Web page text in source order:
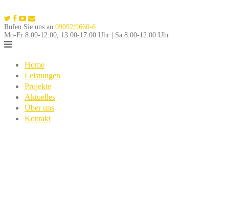
to
content
Rufen Sie uns an 09092/9660-6
Mo-Fr 8:00-12:00, 13:00-17:00 Uhr | Sa 8:00-12:00 Uhr
Home
Leistungen
Projekte
Aktuelles
Über uns
Kontakt